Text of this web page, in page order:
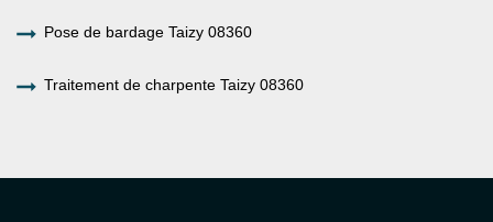
Pose de bardage Taizy 08360
Traitement de charpente Taizy 08360